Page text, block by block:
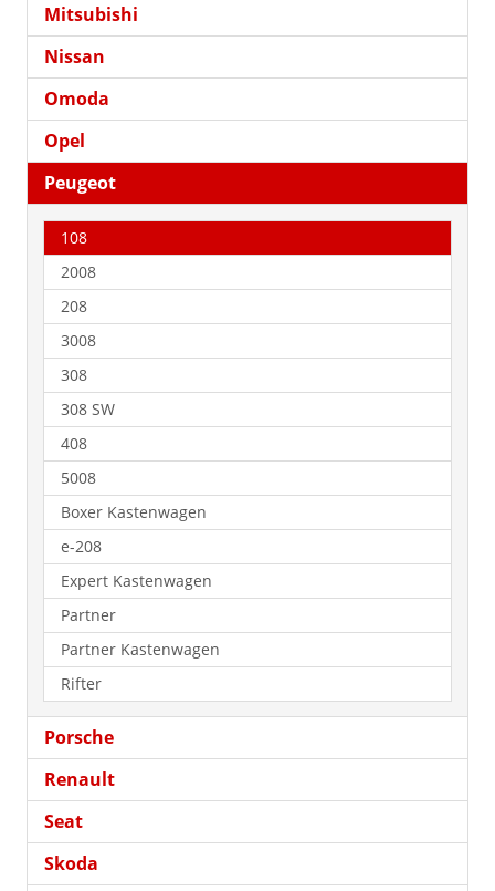
Mitsubishi
Nissan
Omoda
Opel
Peugeot
108
2008
208
3008
308
308 SW
408
5008
Boxer Kastenwagen
e-208
Expert Kastenwagen
Partner
Partner Kastenwagen
Rifter
Porsche
Renault
Seat
Skoda